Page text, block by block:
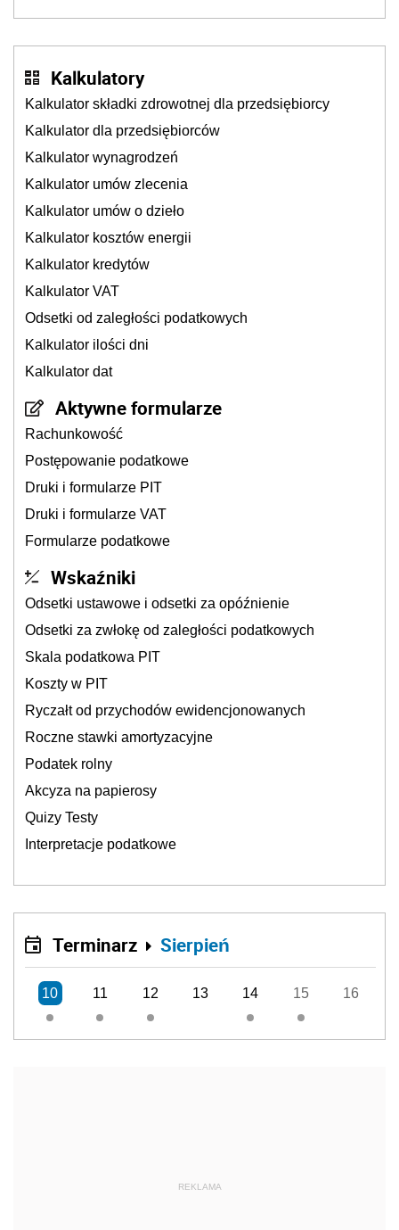
Kalkulatory
Kalkulator składki zdrowotnej dla przedsiębiorcy
Kalkulator dla przedsiębiorców
Kalkulator wynagrodzeń
Kalkulator umów zlecenia
Kalkulator umów o dzieło
Kalkulator kosztów energii
Kalkulator kredytów
Kalkulator VAT
Odsetki od zaległości podatkowych
Kalkulator ilości dni
Kalkulator dat
Aktywne formularze
Rachunkowość
Postępowanie podatkowe
Druki i formularze PIT
Druki i formularze VAT
Formularze podatkowe
Wskaźniki
Odsetki ustawowe i odsetki za opóźnienie
Odsetki za zwłokę od zaległości podatkowych
Skala podatkowa PIT
Koszty w PIT
Ryczałt od przychodów ewidencjonowanych
Roczne stawki amortyzacyjne
Podatek rolny
Akcyza na papierosy
Quizy Testy
Interpretacje podatkowe
Terminarz Sierpień
10 11 12 13 14 15 16
REKLAMA